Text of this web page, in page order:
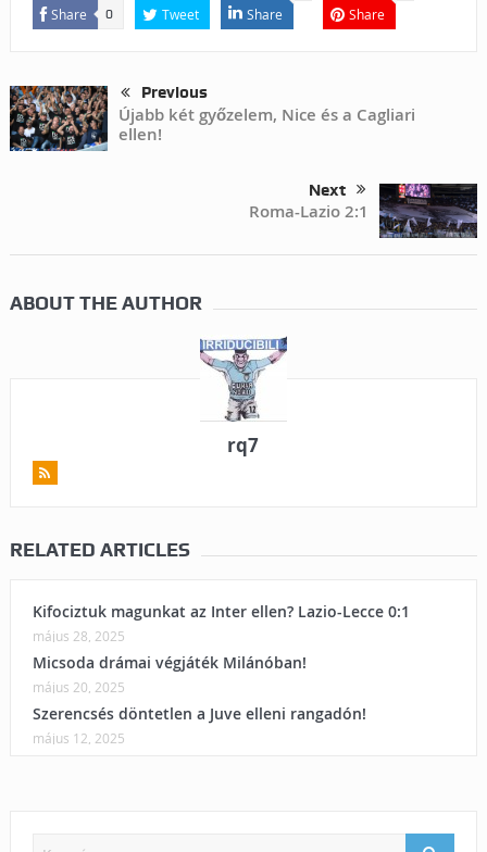
Share 0 Tweet Share Share
Previous
Újabb két győzelem, Nice és a Cagliari
ellen!
Next
Roma-Lazio 2:1
ABOUT THE AUTHOR
rq7
RELATED ARTICLES
Kifociztuk magunkat az Inter ellen? Lazio-Lecce 0:1
május 28, 2025
Micsoda drámai végjáték Milánóban!
május 20, 2025
Szerencsés döntetlen a Juve elleni rangadón!
május 12, 2025